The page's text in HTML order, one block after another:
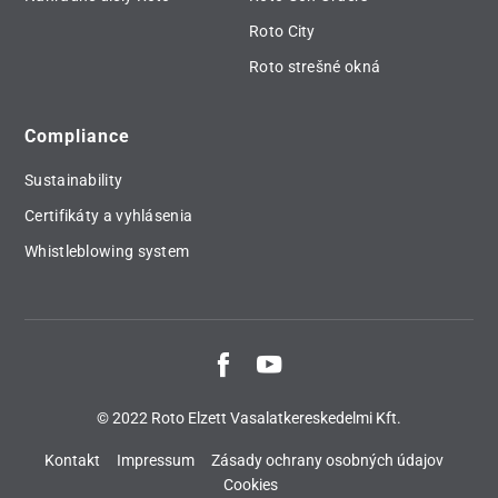
Roto City
Roto strešné okná
Compliance
Sustainability
Certifikáty a vyhlásenia
Whistleblowing system
© 2022 Roto Elzett Vasalatkereskedelmi Kft.
Kontakt Impressum
Zásady ochrany osobných údajov
Cookies